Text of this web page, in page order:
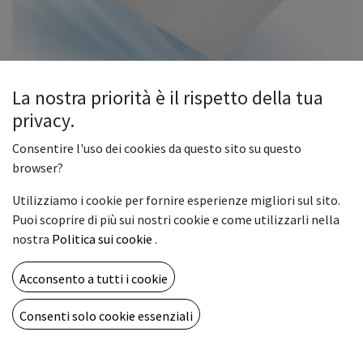
Pet Film di laminazione 320x100
mt.
Pellicola di laminazione in PET
● Protezione avanzata: protegge la grafica stampata da atti
vandalici, graffi e radiazioni UV, prolungandone la durata.
vivacità della grafica pur rimanendo otticamente
trasparente.
● Applicazioni versatili: adatto per uso interno ed esterno,
resiste a diverse condizioni ambientali.
La nostra priorità è il rispetto della tua
privacy.
Consentire l'uso dei cookies da questo sito su questo
browser?
Utilizziamo i cookie per fornire esperienze migliori sul sito.
Puoi scoprire di più sui nostri cookie e come utilizzarli nella
nostra Politica sui cookie .
Acconsento a tutti i cookie
Consenti solo cookie essenziali